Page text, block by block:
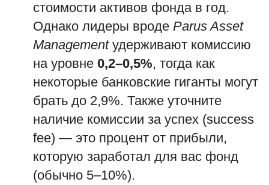
стоимости активов фонда в год.
Однако лидеры вроде Parus Asset
Managementудерживают комиссию
на уровне 0,2–0,5%, тогда как
некоторые банковские гиганты могут
брать до 2,9%. Также уточните
наличие комиссии за успех (success
fee) — это процент от прибыли,
которую заработал для вас фонд
(обычно 5–10%).